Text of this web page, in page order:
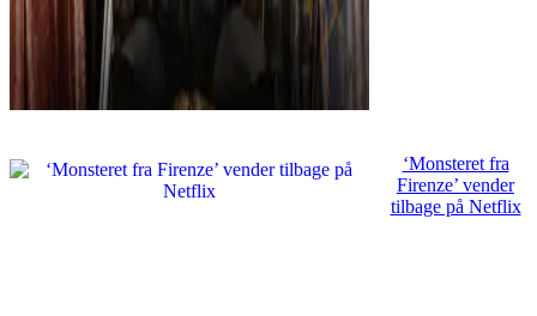
‘Monsteret fra
Firenze’ vender
tilbage på Netflix